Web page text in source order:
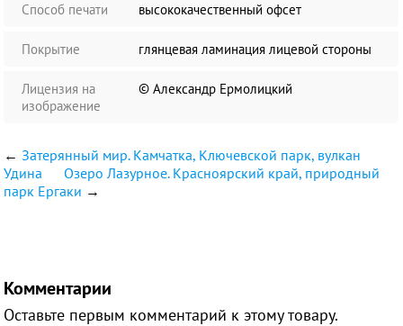
Способ печати высококачественный офсет
Покрытие глянцевая ламинация лицевой стороны
Лицензия на
изображение
© Александр Ермолицкий
←Затерянный мир. Камчатка, Ключевской парк, вулкан
Удина
Озеро Лазурное. Красноярский край, природный
парк Ергаки →
Комментарии
Оставьте первым комментарий к этому товару.